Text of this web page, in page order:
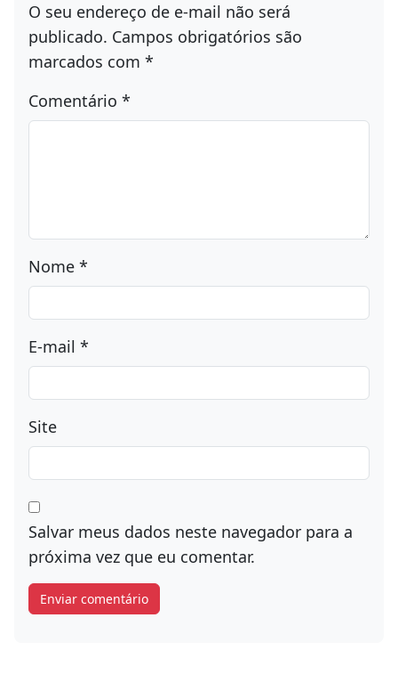
O seu endereço de e-mail não será
publicado. Campos obrigatórios são
marcados com *
Comentário *
Nome *
E-mail *
Site
Salvar meus dados neste navegador para a
próxima vez que eu comentar.